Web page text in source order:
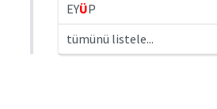
EYÜP
tümünü listele...